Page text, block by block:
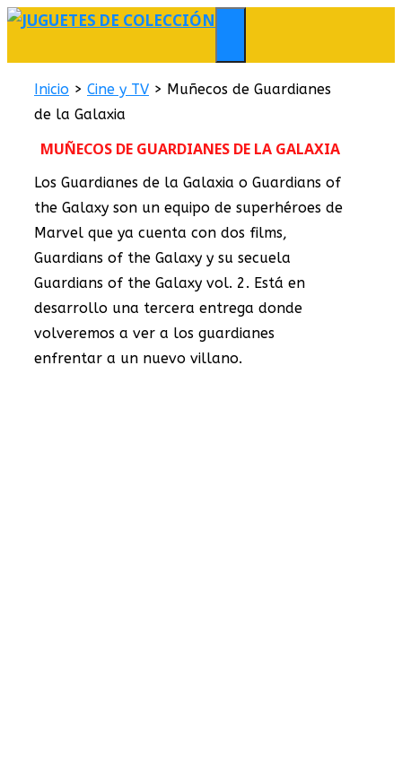
Saltar
contenido
MENÚ
Inicio > Cine y TV > Muñecos de Guardianes
de la Galaxia
MUÑECOS DE GUARDIANES DE LA GALAXIA
Los Guardianes de la Galaxia o Guardians of
the Galaxy son un equipo de superhéroes de
Marvel que ya cuenta con dos films,
Guardians of the Galaxy y su secuela
Guardians of the Galaxy vol. 2. Está en
desarrollo una tercera entrega donde
volveremos a ver a los guardianes
enfrentar a un nuevo villano.